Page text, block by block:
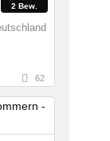
2 Bew.
62